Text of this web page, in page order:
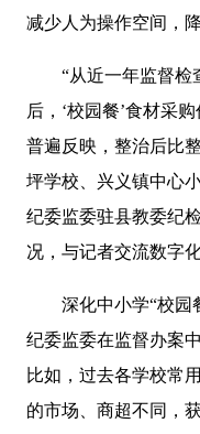
减少人为操作空间，
“从近一年监督检
后，‘校园餐’食材采
普遍反映，整治后比
坪学校、兴义镇中心
纪委监委驻县教委纪
况，与记者交流数字
深化中小学“校园
纪委监委在监督办案
比如，过去各学校常
的市场、商超不同，